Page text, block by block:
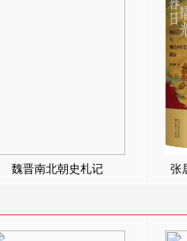
魏晋南北朝史札记 张